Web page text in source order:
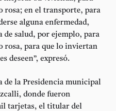
rosa; en el transporte, para
alguna enfermedad,
de salud, por ejemplo, para
rosa, para que lo inviertan
deseen”, expresó.
de la Presidencia municipal
donde fueron
tarjetas, el titular del